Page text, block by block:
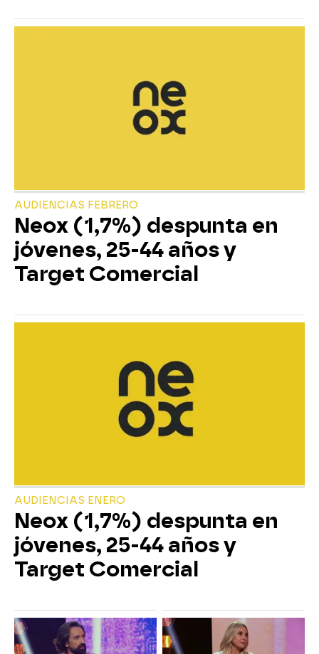
AUDIENCIAS FEBRERO
Neox (1,7%) despunta en
jóvenes, 25-44 años y
Target Comercial
AUDIENCIAS ENERO
Neox (1,7%) despunta en
jóvenes, 25-44 años y
Target Comercial